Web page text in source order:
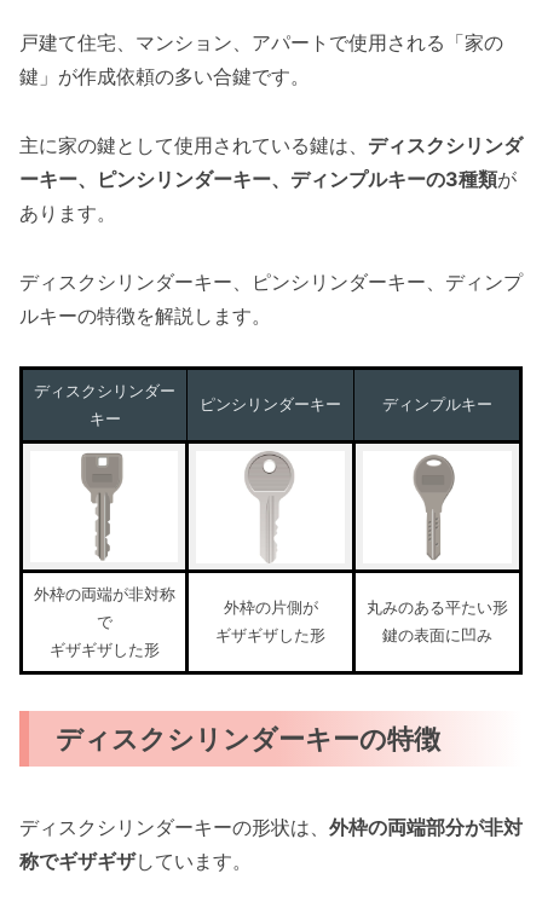
戸建て住宅、マンション、アパートで使用される「家の
鍵」が作成依頼の多い合鍵です。
主に家の鍵として使用されている鍵は、 ディスクシリンダ
ーキー、ピンシリンダーキー、ディンプルキーの3種類が
あります。
ディスクシリンダーキー、ピンシリンダーキー、ディンプ
ルキーの特徴を解説します。
ディスクシリンダー
キー
ピンシリンダーキー ディンプルキー
外枠の両端が非対称
で
ギザギザした形
外枠の片側が
ギザギザした形
丸みのある平たい形
鍵の表面に凹み
ディスクシリンダーキーの特徴
ディスクシリンダーキーの形状は、 外枠の両端部分が非対
称でギザギザしています。